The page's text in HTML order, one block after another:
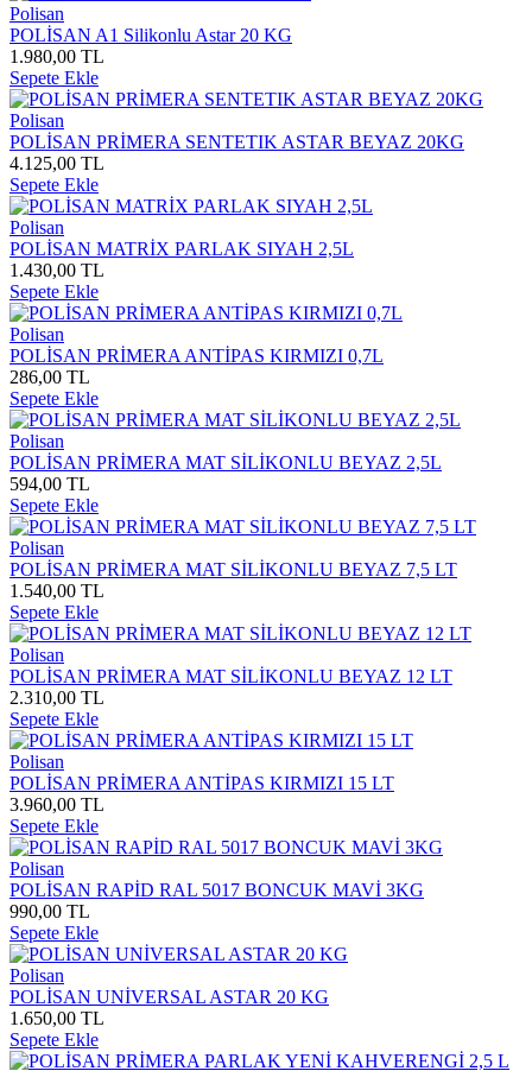
Polisan
POLİSAN A1 Silikonlu Astar 20 KG
1.980,00 TL
Sepete Ekle
Polisan
POLİSAN PRİMERA SENTETIK ASTAR BEYAZ 20KG
4.125,00 TL
Sepete Ekle
Polisan
POLİSAN MATRİX PARLAK SIYAH 2,5L
1.430,00 TL
Sepete Ekle
Polisan
POLİSAN PRİMERA ANTİPAS KIRMIZI 0,7L
286,00 TL
Sepete Ekle
Polisan
POLİSAN PRİMERA MAT SİLİKONLU BEYAZ 2,5L
594,00 TL
Sepete Ekle
Polisan
POLİSAN PRİMERA MAT SİLİKONLU BEYAZ 7,5 LT
1.540,00 TL
Sepete Ekle
Polisan
POLİSAN PRİMERA MAT SİLİKONLU BEYAZ 12 LT
2.310,00 TL
Sepete Ekle
Polisan
POLİSAN PRİMERA ANTİPAS KIRMIZI 15 LT
3.960,00 TL
Sepete Ekle
Polisan
POLİSAN RAPİD RAL 5017 BONCUK MAVİ 3KG
990,00 TL
Sepete Ekle
Polisan
POLİSAN UNİVERSAL ASTAR 20 KG
1.650,00 TL
Sepete Ekle